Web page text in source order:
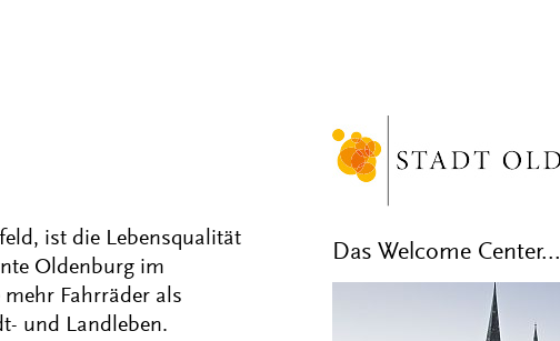
ist die Lebensqualität
Oldenburg im
Fahrräder als
und Landleben.
Das Welcome Center...